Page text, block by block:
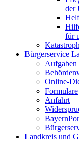
der
für
Bürgerservice
Aufgaben
Online-
Formulare
Anfahrt
Landkreis und